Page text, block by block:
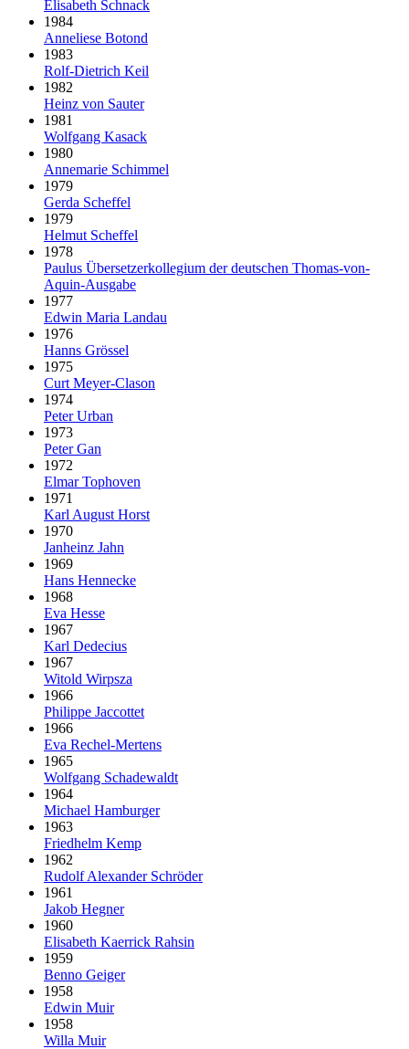
Elisabeth Schnack
1984
Anneliese Botond
1983
Rolf-Dietrich Keil
1982
Heinz von Sauter
1981
Wolfgang Kasack
1980
Annemarie Schimmel
1979
Gerda Scheffel
1979
Helmut Scheffel
1978
Paulus Über­setzer­kollegium der deut­schen Thomas-von-
Aquin-Ausgabe
1977
Edwin Maria Landau
1976
Hanns Grössel
1975
Curt Meyer-Clason
1974
Peter Urban
1973
Peter Gan
1972
Elmar Tophoven
1971
Karl August Horst
1970
Janheinz Jahn
1969
Hans Hennecke
1968
Eva Hesse
1967
Karl Dedecius
1967
Witold Wirpsza
1966
Philippe Jaccottet
1966
Eva Rechel-Mertens
1965
Wolfgang Schadewaldt
1964
Michael Hamburger
1963
Friedhelm Kemp
1962
Rudolf Alexander Schröder
1961
Jakob Hegner
1960
Elisabeth Kaerrick Rahsin
1959
Benno Geiger
1958
Edwin Muir
1958
Willa Muir